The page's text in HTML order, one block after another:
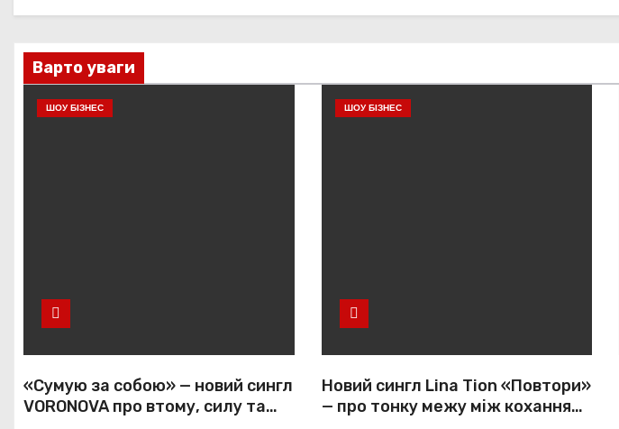
Варто уваги
ШОУ БІЗНЕС
«Сумую за собою» — новий сингл
VORONOVA про втому, силу та
ШОУ БІЗНЕС
Новий сингл Lina Tion «Повтори»
— про тонку межу між коханням,